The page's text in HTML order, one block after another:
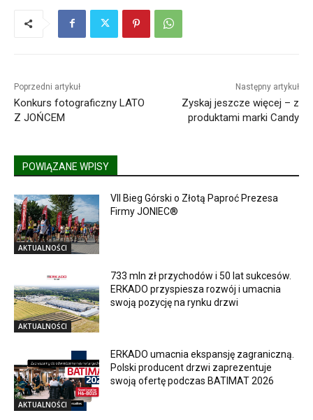
Poprzedni artykuł
Konkurs fotograficzny LATO
Z JOŃCEM
Następny artykuł
Zyskaj jeszcze więcej – z
produktami marki Candy
POWIĄZANE WPISY
AKTUALNOŚCI
VII Bieg Górski o Złotą Paproć Prezesa
Firmy JONIEC®
AKTUALNOŚCI
733 mln zł przychodów i 50 lat sukcesów.
ERKADO przyspiesza rozwój i umacnia
swoją pozycję na rynku drzwi
AKTUALNOŚCI
ERKADO umacnia ekspansję zagraniczną.
Polski producent drzwi zaprezentuje
swoją ofertę podczas BATIMAT 2026